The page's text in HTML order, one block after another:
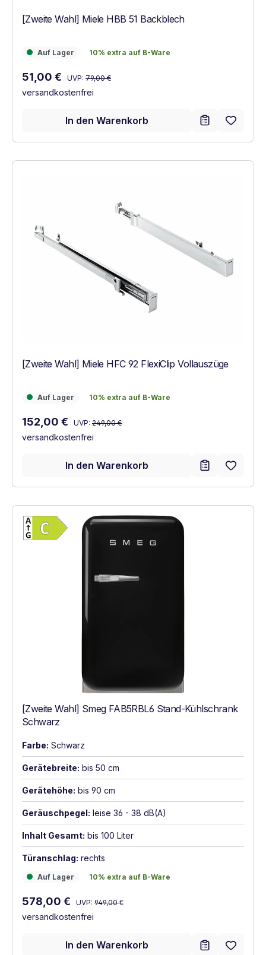
[Zweite Wahl] Miele HBB 51 Backblech
Auf Lager
Auf Lager 10% extra auf B-Ware
10% extra auf B-Ware
Verkaufspreis:
51,00 € Regulärer Preis:
UVP: 79,00 €
versandkostenfrei
In den Warenkorb
[Zweite Wahl] Miele HFC 92 FlexiClip Vollauszüge
Auf Lager
Auf Lager 10% extra auf B-Ware
10% extra auf B-Ware
Verkaufspreis:
152,00 € Regulärer Preis:
UVP: 249,00 €
versandkostenfrei
In den Warenkorb
Vollständiges Energielabel anzeigen
Energieklasse C. Höchste bis niedrigste
[Zweite Wahl] Smeg FAB5RBL6 Stand-Kühlschrank
Schwarz
Farbe: Schwarz
Gerätebreite: bis 50 cm
Gerätehöhe: bis 90 cm
Geräuschpegel: leise 36 - 38 dB(A)
Inhalt Gesamt: bis 100 Liter
Türanschlag: rechts
Auf Lager
Auf Lager 10% extra auf B-Ware
10% extra auf B-Ware
Verkaufspreis:
578,00 € Regulärer Preis:
UVP: 949,00 €
versandkostenfrei
In den Warenkorb